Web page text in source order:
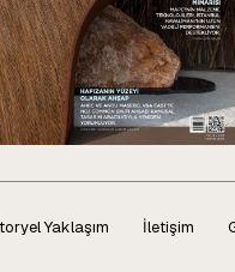
Yaklaşım İletişim